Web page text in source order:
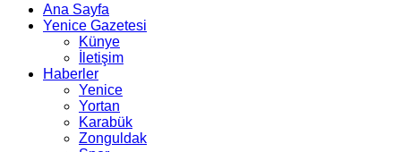
Ana Sayfa
Yenice Gazetesi
Künye
İletişim
Haberler
Yenice
Yortan
Karabük
Zonguldak